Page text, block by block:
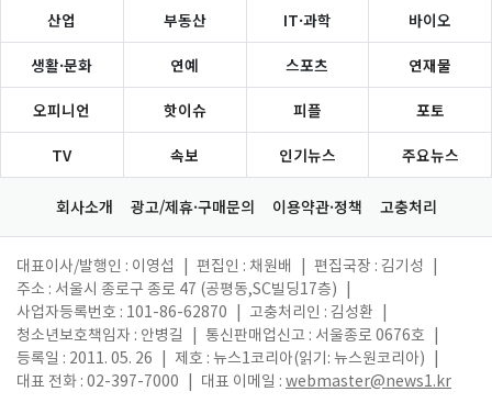
산업 부동산 IT·과학 바이오
생활·문화 연예 스포츠 연재물
오피니언 핫이슈 피플 포토
TV 속보 인기뉴스 주요뉴스
회사소개 광고/제휴·구매문의 이용약관·정책 고충처리
대표이사/발행인 : 이영섭 편집인 : 채원배 편집국장 : 김기성
주소 : 서울시 종로구 종로 47 (공평동,SC빌딩17층)
사업자등록번호 : 101-86-62870
고충처리인 : 김성환
청소년보호책임자 : 안병길
통신판매업신고 : 서울종로 0676호
등록일 : 2011. 05. 26
제호 : 뉴스1코리아(읽기: 뉴스원코리아)
대표 전화 : 02-397-7000
대표 이메일 : webmaster@news1.kr